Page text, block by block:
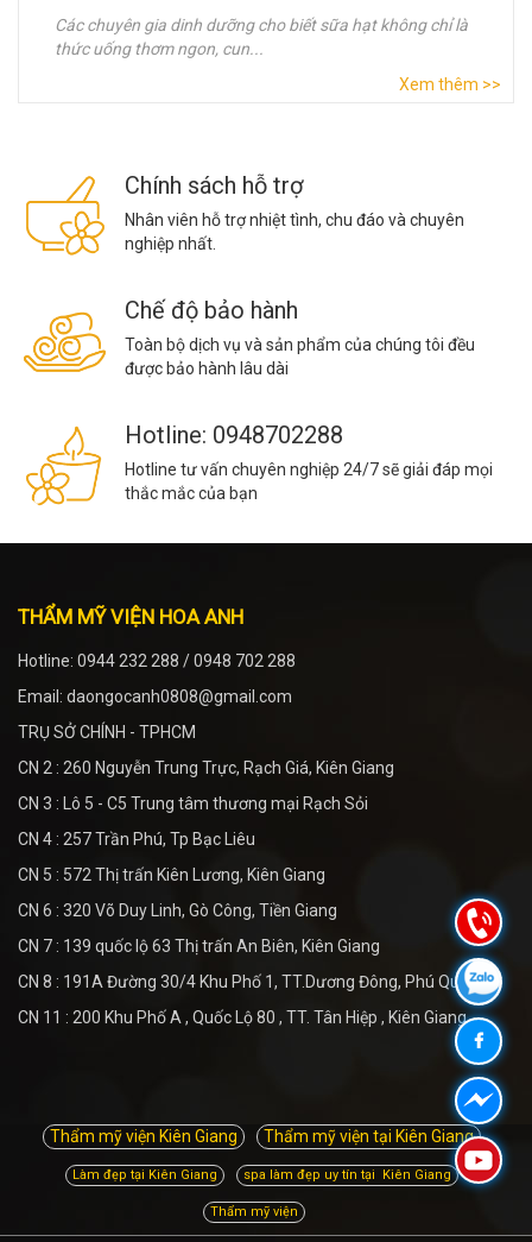
Các chuyên gia dinh dưỡng cho biết sữa hạt không chỉ là
thức uống thơm ngon, cun...
Xem thêm >>
Chính sách hỗ trợ
Nhân viên hỗ trợ nhiệt tình, chu đáo và chuyên
nghiệp nhất.
Chế độ bảo hành
Toàn bộ dịch vụ và sản phẩm của chúng tôi đều
được bảo hành lâu dài
Hotline: 0948702288
Hotline tư vấn chuyên nghiệp 24/7 sẽ giải đáp mọi
thắc mắc của bạn
THẨM MỸ VIỆN HOA ANH
Hotline: 0944 232 288 / 0948 702 288
Email: daongocanh0808@gmail.com
TRỤ SỞ CHÍNH - TPHCM
CN 2 : 260 Nguyễn Trung Trực, Rạch Giá, Kiên Giang
CN 3 : Lô 5 - C5 Trung tâm thương mại Rạch Sỏi
CN 4 : 257 Trần Phú, Tp Bạc Liêu
CN 5 : 572 Thị trấn Kiên Lương, Kiên Giang
CN 6 : 320 Võ Duy Linh, Gò Công, Tiền Giang
CN 7 : 139 quốc lộ 63 Thị trấn An Biên, Kiên Giang
CN 8 : 191A Đường 30/4 Khu Phố 1, TT.Dương Đông, Phú Quốc
CN 11 : 200 Khu Phố A , Quốc Lộ 80 , TT. Tân Hiệp , Kiên Giang
Thẩm mỹ viện Kiên Giang Thẩm mỹ viện tại Kiên Giang
Làm đẹp tại Kiên Giang spa làm đẹp uy tín tại Kiên Giang
Thẩm mỹ viện